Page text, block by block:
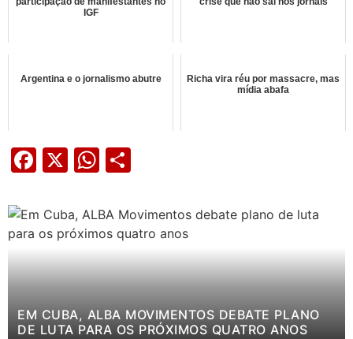
IGF
Argentina e o jornalismo abutre
Richa vira réu por massacre, mas
mídia abafa
Facebook
X WhatsApp
EM CUBA, ALBA MOVIMENTOS DEBATE PLANO
DE LUTA PARA OS PRÓXIMOS QUATRO ANOS